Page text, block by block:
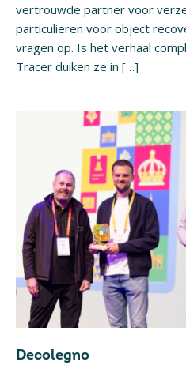
vertrouwde partner voor
particulieren voor object
vragen op. Is het verhaal
Tracer duiken ze in […]
Decolegno